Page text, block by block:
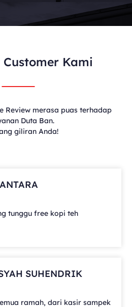
Kami
Review merasa puas terhadap
Duta Ban.
giliran Anda!
tunggu free kopi teh
SUHENDRIK
ramah, dari kasir sampek